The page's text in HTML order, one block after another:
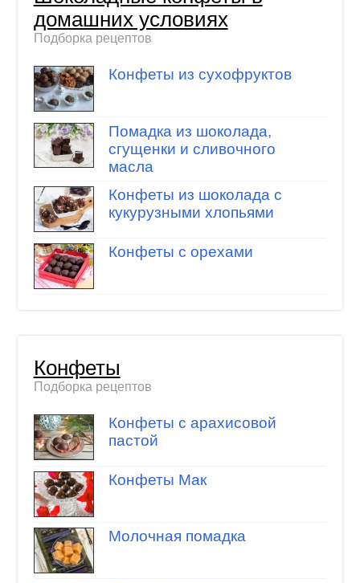
домашних условиях
Подборка рецептов
Конфеты из сухофруктов
Помадка из шоколада,
сгущенки и сливочного
масла
Конфеты из шоколада с
кукурузными хлопьями
Конфеты с орехами
Конфеты
Подборка рецептов
Конфеты с арахисовой
пастой
Конфеты Мак
Молочная помадка